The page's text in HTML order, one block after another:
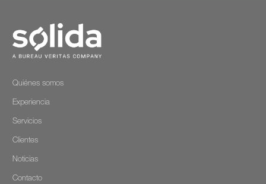
Quiénes somos
Experiencia
Servicios
Clientes
Noticias
Contacto